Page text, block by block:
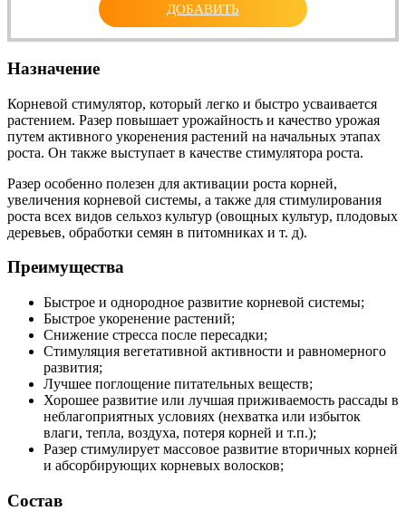
ДОБАВИТЬ
Назначение
Корневой стимулятор, который легко и быстро усваивается
растением. Разер повышает урожайность и качество урожая
путем активного укоренения растений на начальных этапах
роста. Он также выступает в качестве стимулятора роста.
Разер особенно полезен для активации роста корней,
увеличения корневой системы, а также для стимулирования
роста всех видов сельхоз культур (овощных культур, плодовых
деревьев, обработки семян в питомниках и т. д).
Преимущества
Быстрое и однородное развитие корневой системы;
Быстрое укоренение растений;
Снижение стресса после пересадки;
Стимуляция вегетативной активности и равномерного
развития;
Лучшее поглощение питательных веществ;
Хорошее развитие или лучшая приживаемость рассады в
неблагоприятных условиях (нехватка или избыток
влаги, тепла, воздуха, потеря корней и т.п.);
Разер стимулирует массовое развитие вторичных корней
и абсорбирующих корневых волосков;
Состав